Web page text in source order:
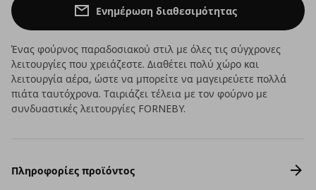
Ενημέρωση διαθεσιμότητας
Ένας φούρνος παραδοσιακού στιλ με όλες τις σύγχρονες
λειτουργίες που χρειάζεστε. Διαθέτει πολύ χώρο και
λειτουργία αέρα, ώστε να μπορείτε να μαγειρεύετε πολλά
πιάτα ταυτόχρονα. Ταιριάζει τέλεια με τον φούρνο με
συνδυαστικές λειτουργίες FORNEBY.
Πληροφορίες προϊόντος